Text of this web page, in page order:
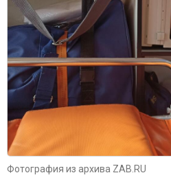
Фотография из архива ZAB.RU